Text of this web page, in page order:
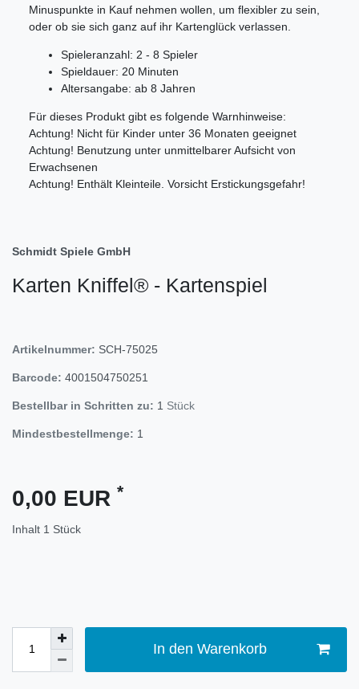
Minuspunkte in Kauf nehmen wollen, um flexibler zu sein,
oder ob sie sich ganz auf ihr Kartenglück verlassen.
Spieleranzahl: 2 - 8 Spieler
Spieldauer: 20 Minuten
Altersangabe: ab 8 Jahren
Für dieses Produkt gibt es folgende Warnhinweise:
Achtung! Nicht für Kinder unter 36 Monaten geeignet
Achtung! Benutzung unter unmittelbarer Aufsicht von
Erwachsenen
Achtung! Enthält Kleinteile. Vorsicht Erstickungsgefahr!
Schmidt Spiele GmbH
Karten Kniffel® - Kartenspiel
Artikelnummer: SCH-75025
Barcode: 4001504750251
Bestellbar in Schritten zu: 1 Stück
Mindestbestellmenge: 1
0,00 EUR *
Inhalt 1 Stück
In den Warenkorb